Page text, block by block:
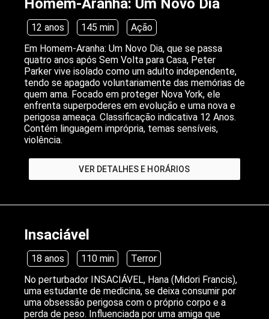
12 anos 145 min
Ação
Em Homem-Aranha: Um Novo Dia, que se passa
quatro anos após Sem Volta para Casa, Peter
Parker vive isolado como um adulto independente,
tendo se apagado voluntariamente das memórias de
quem ama. Focado em proteger Nova York, ele
enfrenta superpoderes em evolução e uma nova e
perigosa ameaça. Classificação indicativa 12 Anos.
Contém linguagem imprópria, temas sensíveis,
violência.
VER DETALHES E HORÁRIOS
Insaciável
18 anos 110 min
Terror
No perturbador INSACIÁVEL, Hana (Midori Francis),
uma estudante de medicina, se deixa consumir por
uma obsessão perigosa com o próprio corpo e a
perda de peso. Influenciada por uma amiga que